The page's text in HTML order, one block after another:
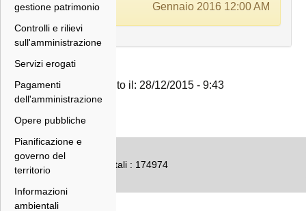
gestione patrimonio
Controlli e rilievi
sull'amministrazione
Servizi erogati
Pagamenti
dell'amministrazione
Opere pubbliche
Pianificazione e
governo del
territorio
Informazioni
ambientali
Gennaio 2016 12:00 AM
Inserito il: 28/12/2015 - 9:43
Numero accessi totali : 174974